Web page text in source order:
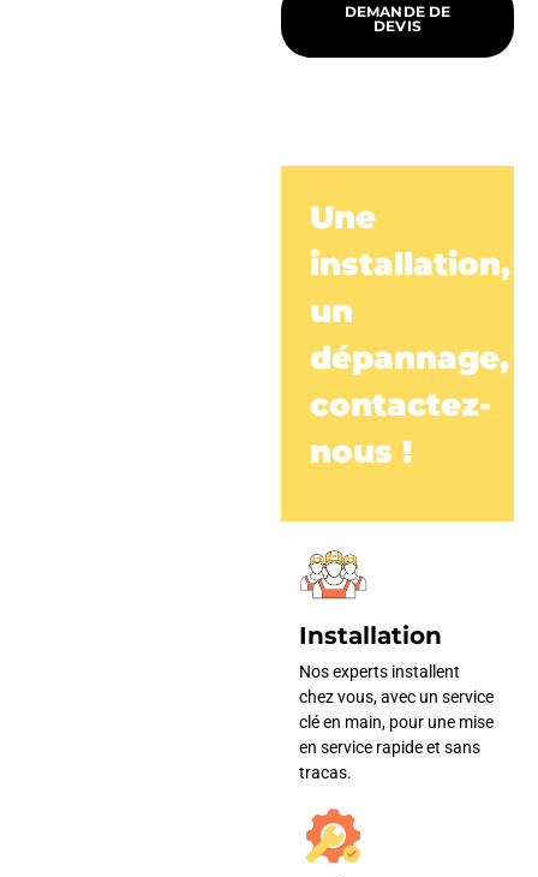
DEMANDE DE
DEVIS
Une
installation,
un
dépannage,
contactez-
nous !
Installation
Nos experts installent
chez vous, avec un service
clé en main, pour une mise
en service rapide et sans
tracas.